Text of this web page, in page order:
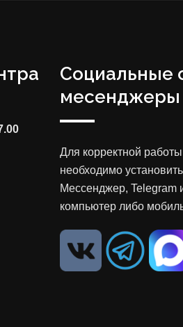
Социальные
месенджеры
Для корректной
необходимо
Мессенджер, Telegram
компьютер либо